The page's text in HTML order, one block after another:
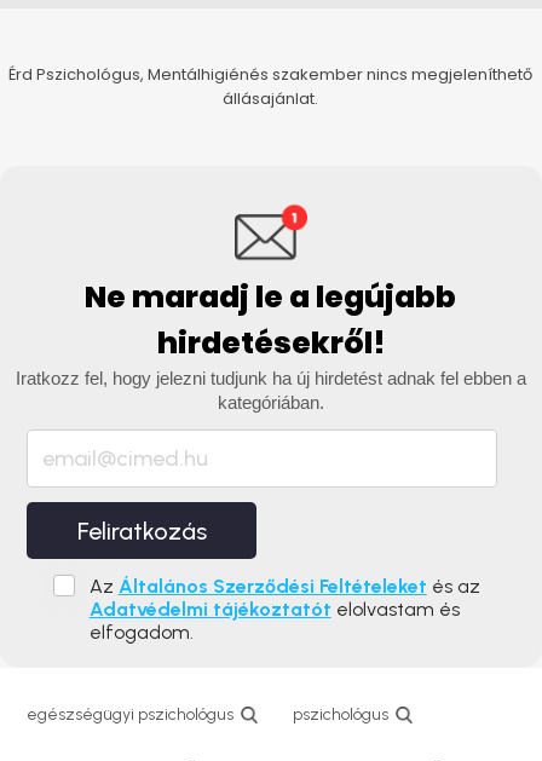
Érd Pszichológus, Mentálhigiénés szakember nincs megjeleníthető
állásajánlat.
Ne maradj le a legújabb
hirdetésekről!
Iratkozz fel, hogy jelezni tudjunk ha új hirdetést adnak fel ebben a
kategóriában.
Feliratkozás
Az Általános Szerződési Feltételeket és az
Adatvédelmi tájékoztatót elolvastam és
elfogadom.
egészségügyi pszichológus pszichológus